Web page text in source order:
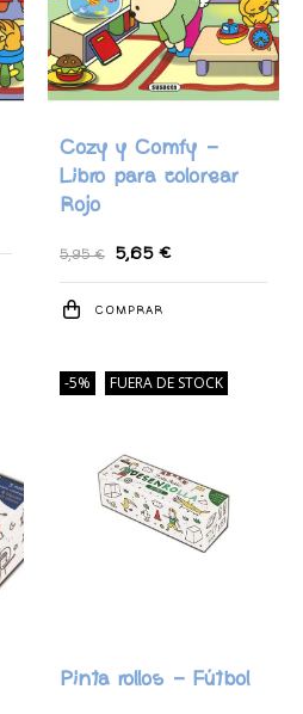
Cozy y Comfy -
Libro para colorear
Rojo
5,95 € 5,65 €
COMPRAR
-5% FUERA DE STOCK
Pinta rollos - Fútbol